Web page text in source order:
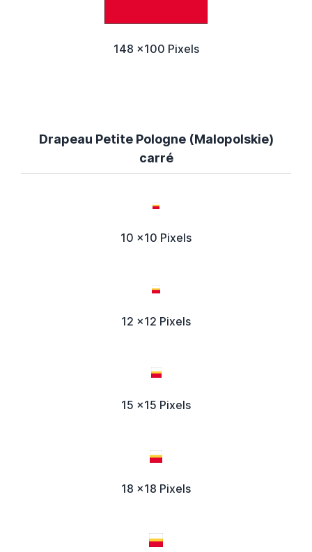
148 x100 Pixels
Drapeau Petite Pologne (Malopolskie)
carré
10 x10 Pixels
12 x12 Pixels
15 x15 Pixels
18 x18 Pixels